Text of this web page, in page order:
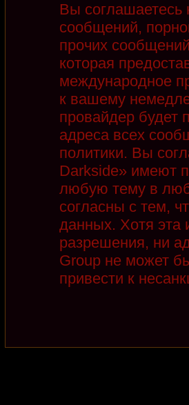
Вы соглашаетесь
сообщений,
прочих
которая
международное
к вашему
провайдер будет
адреса всех
политики. Вы
Darkside» имеют
любую тему в
согласны с тем,
данных. Хотя эта
разрешения, ни
Group не может
привести к